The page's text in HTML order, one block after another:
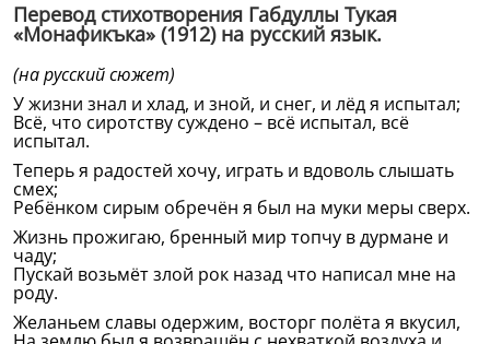
Перевод стихотворения Габдуллы Тукая
«Монафикъка» (1912) на русский язык.
(на русский сюжет)
У жизни знал и хлад, и зной, и снег, и лёд я испытал;
Всё, что сиротству суждено – всё испытал, всё
испытал.
Теперь я радостей хочу, играть и вдоволь слышать
смех;
Ребёнком сирым обречён я был на муки меры сверх.
Жизнь прожигаю, бренный мир топчу в дурмане и
чаду;
Пускай возьмёт злой рок назад что написал мне на
роду.
Желаньем славы одержим, восторг полёта я вкусил,